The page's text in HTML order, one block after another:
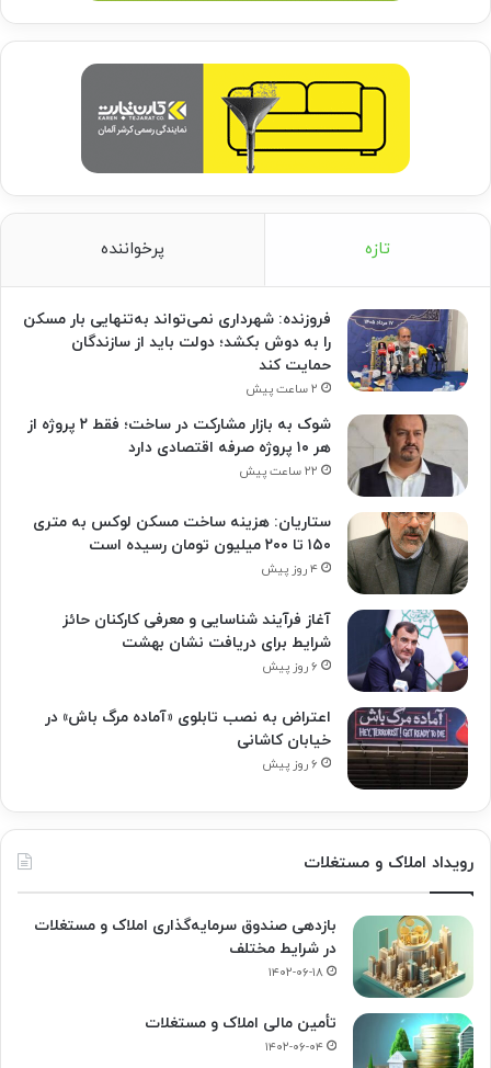
تازه پرخواننده
فروزنده: شهرداری نمی‌تواند به‌تنهایی بار مسکن
را به دوش بکشد؛ دولت باید از سازندگان
حمایت کند
۲ ساعت پیش
شوک به بازار مشارکت در ساخت؛ فقط ۲ پروژه از
هر ۱۰ پروژه صرفه اقتصادی دارد
۲۲ ساعت پیش
ستاریان: هزینه ساخت مسکن لوکس به متری
۱۵۰ تا ۲۰۰ میلیون تومان رسیده است
۴ روز پیش
آغاز فرآیند شناسایی و معرفی کارکنان حائز
شرایط برای دریافت نشان بهشت
۶ روز پیش
اعتراض به نصب تابلوی «آماده مرگ باش» در
خیابان کاشانی
۶ روز پیش
رویداد املاک و مستغلات
بازدهی صندوق سرمایه‌گذاری املاک و مستغلات
در شرایط مختلف
۱۴۰۲-۰۶-۱۸
تأمین مالی املاک و مستغلات
۱۴۰۲-۰۶-۰۴